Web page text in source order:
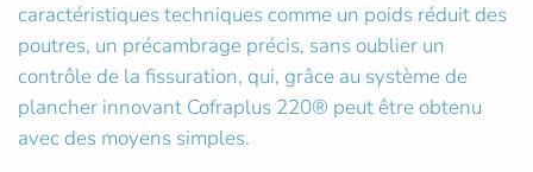
caractéristiques techniques comme un poids réduit des
poutres, un précambrage précis, sans oublier un
contrôle de la fissuration, qui, grâce au système de
plancher innovant Cofraplus 220® peut être obtenu
avec des moyens simples.